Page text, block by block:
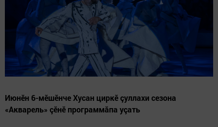
Июнӗн 6-мӗшӗнче Хусан циркӗ çуллахи сезона
«Акварель» çӗнӗ программăпа уçать